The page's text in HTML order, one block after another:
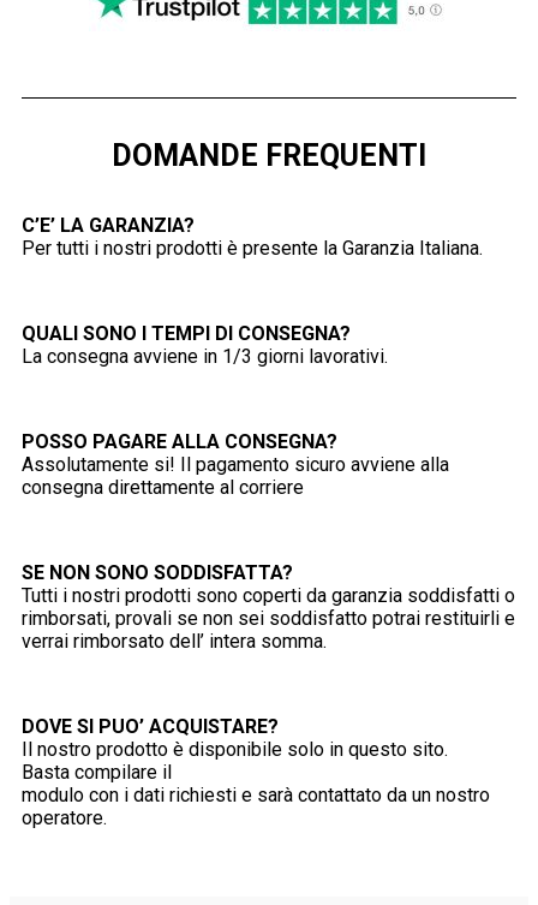
DOMANDE FREQUENTI
C’E’ LA GARANZIA?
Per tutti i nostri prodotti è presente la Garanzia Italiana.
QUALI SONO I TEMPI DI CONSEGNA?
La consegna avviene in 1/3 giorni lavorativi.
POSSO PAGARE ALLA CONSEGNA?
Assolutamente si! Il pagamento sicuro avviene alla
consegna direttamente al corriere
SE NON SONO SODDISFATTA?
Tutti i nostri prodotti sono coperti da garanzia soddisfatti o
rimborsati, provali se non sei soddisfatto potrai restituirli e
verrai rimborsato dell’ intera somma.
DOVE SI PUO’ ACQUISTARE?
Il nostro prodotto è disponibile solo in questo sito.
Basta compilare il
modulo con i dati richiesti e sarà contattato da un nostro
operatore.